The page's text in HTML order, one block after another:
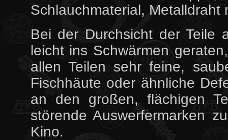
Schlauchmaterial,
Bei der Durchsicht der Teile
leicht ins Schwärmen
allen Teilen sehr feine,
Fischhäute oder ähnliche
an den großen, flächigen
störende Auswerfermarken
Kino.